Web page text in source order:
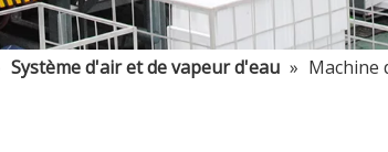
Système d'air et de vapeur d'eau » Machine